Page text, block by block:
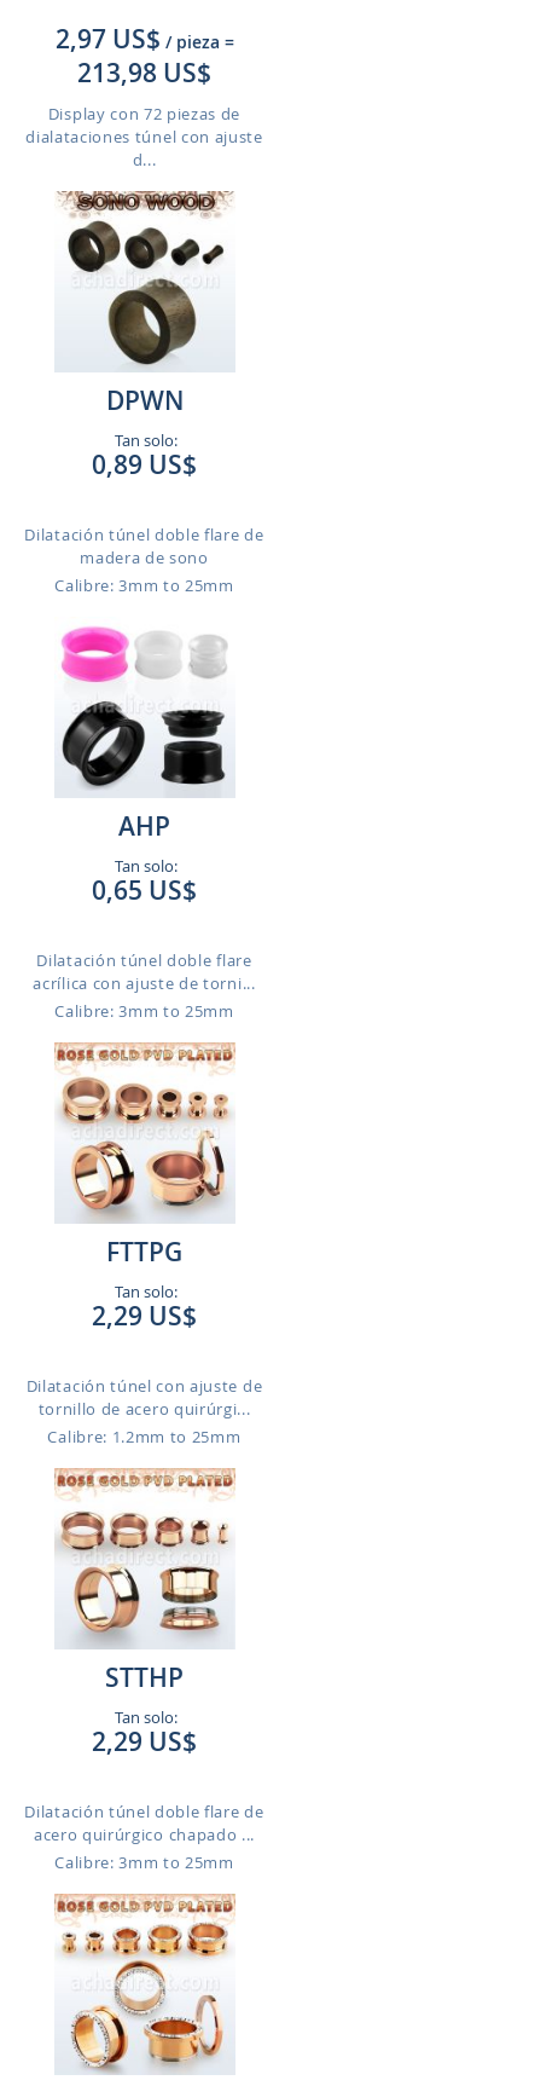
2,97 US$ / pieza =
213,98 US$
Display con 72 piezas de
dialataciones túnel con ajuste
d...
DPWN
Tan solo:
0,89 US$
Dilatación túnel doble flare de
madera de sono
Calibre: 3mm to 25mm
AHP
Tan solo:
0,65 US$
Dilatación túnel doble flare
acrílica con ajuste de torni...
Calibre: 3mm to 25mm
FTTPG
Tan solo:
2,29 US$
Dilatación túnel con ajuste de
tornillo de acero quirúrgi...
Calibre: 1.2mm to 25mm
STTHP
Tan solo:
2,29 US$
Dilatación túnel doble flare de
acero quirúrgico chapado ...
Calibre: 3mm to 25mm